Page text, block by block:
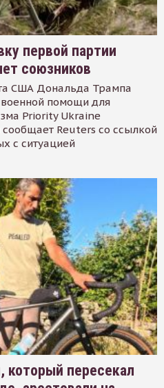
первой партии
союзников
США Дональда Трампа
помощи для
Priority Ukraine
Reuters со ссылкой
с ситуацией
который пересекал